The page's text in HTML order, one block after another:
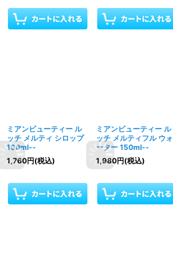
ミアンビューティー ル
ッチ メルティ シロップ
100ml--
1,760円(税込)
ミアンビューティー ル
ッチ メルティフル ウォ
ーター 150ml--
1,980円(税込)